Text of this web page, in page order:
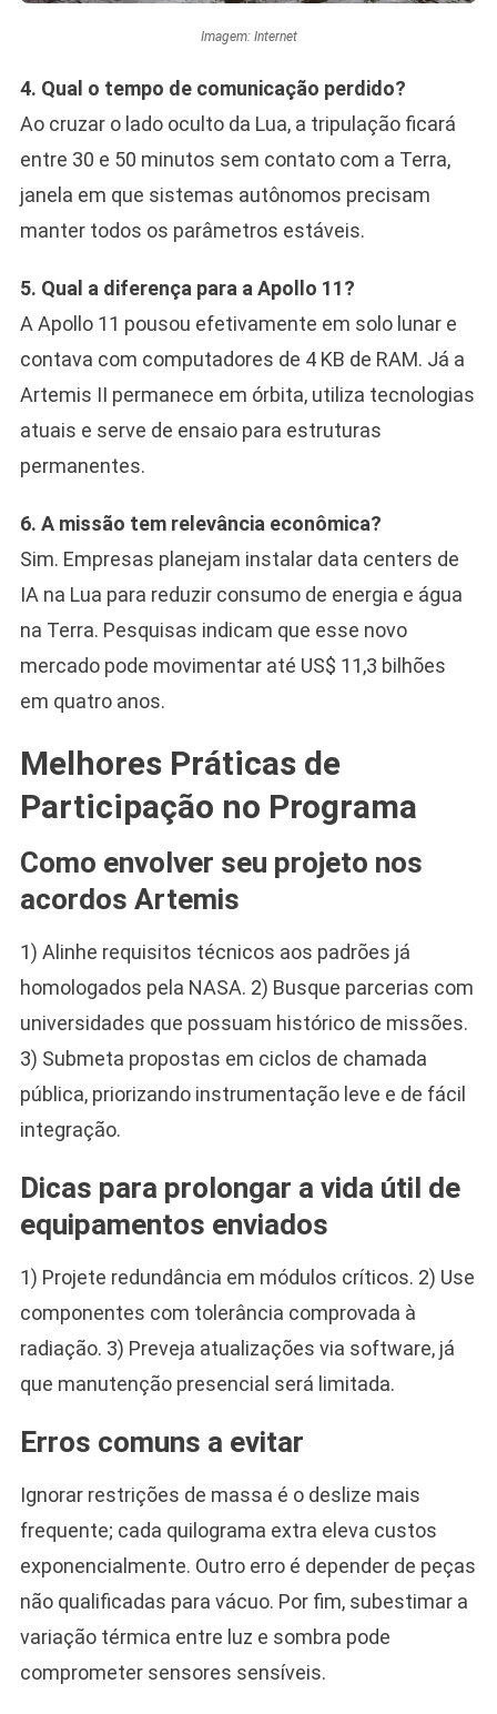
Imagem: Internet
4. Qual o tempo de comunicação perdido?
Ao cruzar o lado oculto da Lua, a tripulação ficará
entre 30 e 50 minutos sem contato com a Terra,
janela em que sistemas autônomos precisam
manter todos os parâmetros estáveis.
5. Qual a diferença para a Apollo 11?
A Apollo 11 pousou efetivamente em solo lunar e
contava com computadores de 4 KB de RAM. Já a
Artemis II permanece em órbita, utiliza tecnologias
atuais e serve de ensaio para estruturas
permanentes.
6. A missão tem relevância econômica?
Sim. Empresas planejam instalar data centers de
IA na Lua para reduzir consumo de energia e água
na Terra. Pesquisas indicam que esse novo
mercado pode movimentar até US$ 11,3 bilhões
em quatro anos.
Melhores Práticas de
Participação no Programa
Como envolver seu projeto nos
acordos Artemis
1) Alinhe requisitos técnicos aos padrões já
homologados pela NASA. 2) Busque parcerias com
universidades que possuam histórico de missões.
3) Submeta propostas em ciclos de chamada
pública, priorizando instrumentação leve e de fácil
integração.
Dicas para prolongar a vida útil de
equipamentos enviados
1) Projete redundância em módulos críticos. 2) Use
componentes com tolerância comprovada à
radiação. 3) Preveja atualizações via software, já
que manutenção presencial será limitada.
Erros comuns a evitar
Ignorar restrições de massa é o deslize mais
frequente; cada quilograma extra eleva custos
exponencialmente. Outro erro é depender de peças
não qualificadas para vácuo. Por fim, subestimar a
variação térmica entre luz e sombra pode
comprometer sensores sensíveis.